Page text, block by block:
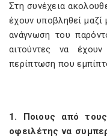
Στη συνέχεια
έχουν υποβληθεί μαζί
ανάγνωση του
αιτούντες να
περίπτωση που
1. Ποιους από
οφειλέτης να